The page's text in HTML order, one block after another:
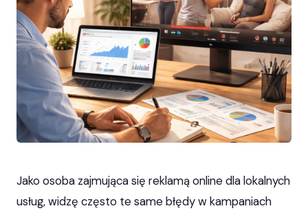
Jako osoba zajmująca się reklamą online dla lokalnych
usług, widzę często te same błędy w kampaniach